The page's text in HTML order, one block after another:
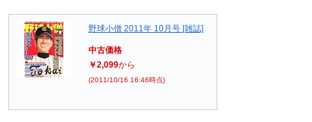
野球小僧 2011年 10月号 [雑誌]
中古価格
￥2,099から
(2011/10/16 16:46時点)